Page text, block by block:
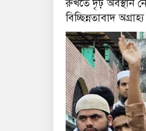
রুখতে দৃঢ় অবস্থান
বিচ্ছিন্নতাবাদ